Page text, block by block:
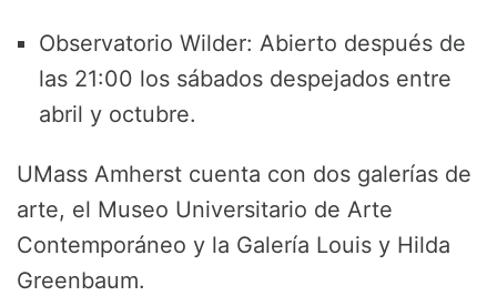
Observatorio Wilder: Abierto después de
las 21:00 los sábados despejados entre
abril y octubre.
UMass Amherst cuenta con dos galerías de
arte, el Museo Universitario de Arte
Contemporáneo y la Galería Louis y Hilda
Greenbaum.